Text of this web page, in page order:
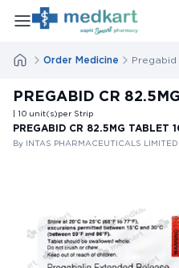
Order Medicine Pregabid
PREGABID CR
| 10 unit(s)per Strip
PREGABID CR 82.5MG TABLET
By INTAS PHARMACEUTICALS LIMITED